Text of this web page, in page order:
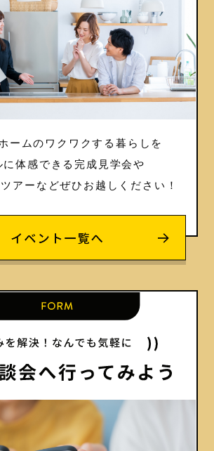
ームのワクワクする暮らしを
に体感できる完成見学会や
アーなどぜひお越しください！